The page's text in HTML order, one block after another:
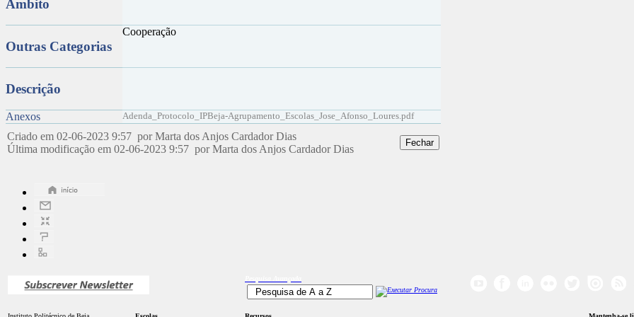
Âmbito
Outras Categorias
Cooperação
Descrição
Anexos Adenda_Protocolo_IPBeja-Agrupamento_Escolas_Jose_Afonso_Loures.pdf
Criado em 02-06-2023 9:57 por Marta dos Anjos Cardador Dias
Última modificação em 02-06-2023 9:57 por Marta dos Anjos Cardador Dias